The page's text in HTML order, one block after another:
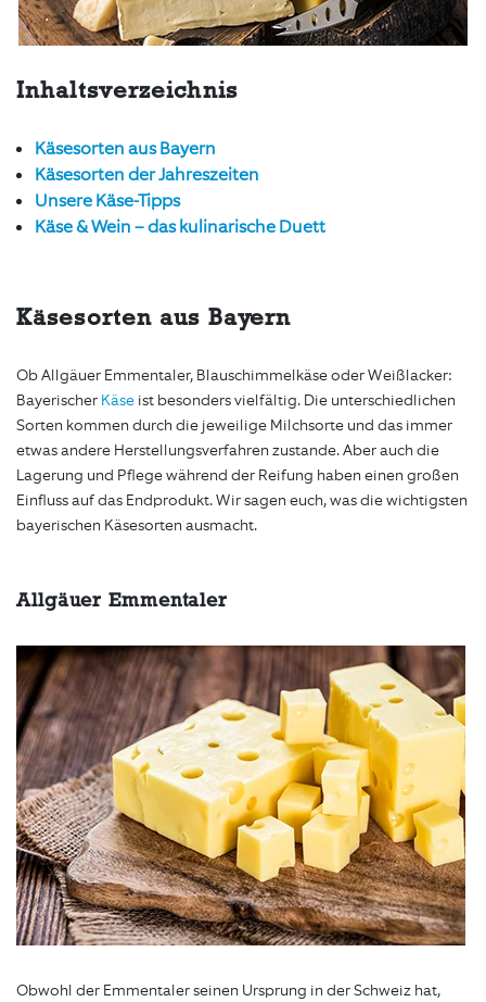
Inhaltsverzeichnis
Käsesorten aus Bayern
Käsesorten der Jahreszeiten
Unsere Käse-Tipps
Käse & Wein – das kulinarische Duett
Käsesorten aus Bayern
Ob Allgäuer Emmentaler, Blauschimmelkäse oder Weißlacker:
Bayerischer Käse ist besonders vielfältig. Die unterschiedlichen
Sorten kommen durch die jeweilige Milchsorte und das immer
etwas andere Herstellungsverfahren zustande. Aber auch die
Lagerung und Pflege während der Reifung haben einen großen
Einfluss auf das Endprodukt. Wir sagen euch, was die wichtigsten
bayerischen Käsesorten ausmacht.
Allgäuer Emmentaler
Obwohl der Emmentaler seinen Ursprung in der Schweiz hat,